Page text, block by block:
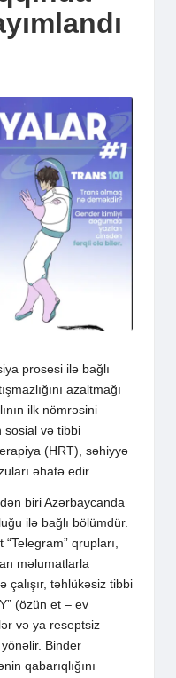
prosesi ilə bağlı
azaltmağı
ilk nömrəsini
sosial və tibbi
(HRT), səhiyyə
əhatə edir.
biri Azərbaycanda
ilə bağlı bölümdür.
qrupları,
məlumatlarla
çalışır, təhlükəsiz tibbi
(özün et – ev
və ya reseptsiz
Binder
qabarıqlığını